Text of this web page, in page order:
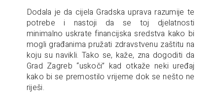
Dodala je da cijela Gradska uprava razumije te
potrebe i nastoji da se toj djelatnosti
minimalno uskrate financijska sredstva kako bi
mogli građanima pružati zdravstvenu zaštitu na
koju su navikli. Tako se, kaže, zna dogoditi da
Grad Zagreb “uskoči” kad otkaže neki uređaj
kako bi se premostilo vrijeme dok se nešto ne
riješi.